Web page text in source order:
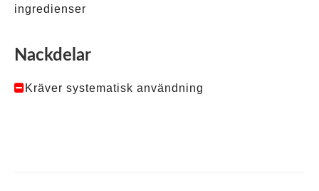
ingredienser
Nackdelar
Kräver systematisk användning